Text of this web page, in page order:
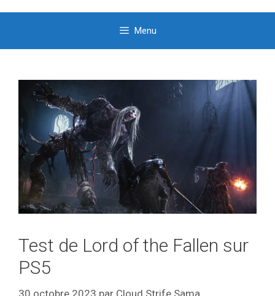
Menu
Test de Lord of the Fallen sur
PS5
30 octobre 2023 par Cloud Strife Sama